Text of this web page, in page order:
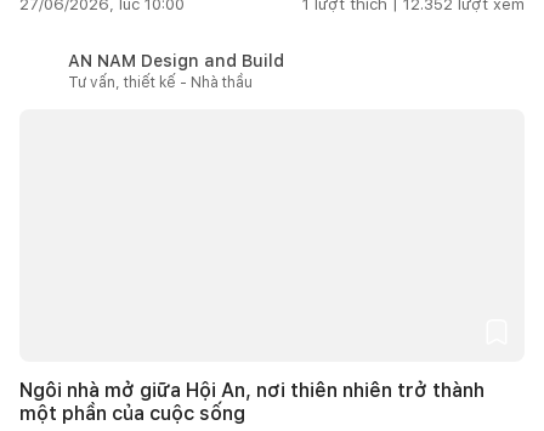
27/06/2026, lúc 10:00 1 lượt thích | 12.352 lượt xem
AN NAM Design and Build
Tư vấn, thiết kế - Nhà thầu
Ngôi nhà mở giữa Hội An, nơi thiên nhiên trở thành
một phần của cuộc sống